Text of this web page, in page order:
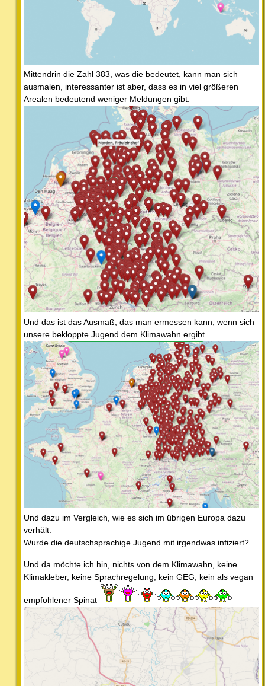
Mittendrin die Zahl 383, was die bedeutet, kann man sich
ausmalen, interessanter ist aber, dass es in viel größeren
Arealen bedeutend weniger Meldungen gibt.
Und das ist das Ausmaß, das man ermessen kann, wenn sich
unsere bekloppte Jugend dem Klimawahn ergibt.
Und dazu im Vergleich, wie es sich im übrigen Europa dazu
verhält.
Wurde die deutschsprachige Jugend mit irgendwas infiziert?
Und da möchte ich hin, nichts von dem Klimawahn, keine
Klimakleber, keine Sprachregelung, kein GEG, kein als vegan
empfohlener Spinat